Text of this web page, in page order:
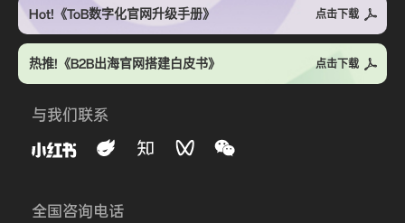
Hot!《ToB数字化官网升级手册》 点击下载
热推!《B2B出海官网搭建白皮书》 点击下载
与我们联系
全国咨询电话